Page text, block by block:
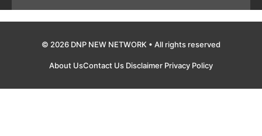
© 2026 DNP NEW NETWORK • All rights reserved
About UsContact Us Disclaimer Privacy Policy